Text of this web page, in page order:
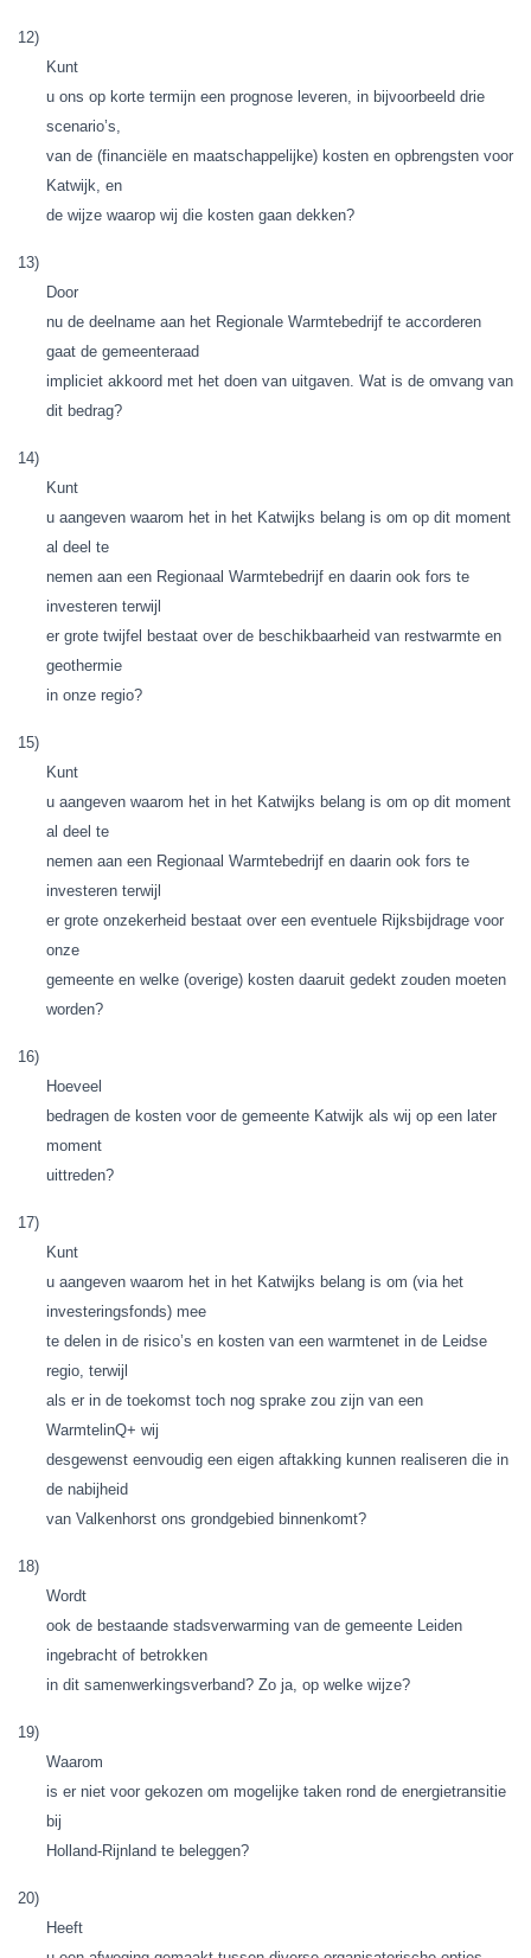
12)
Kunt
u ons op korte termijn een prognose leveren, in bijvoorbeeld drie
scenario’s,
van de (financiële en maatschappelijke) kosten en opbrengsten voor
Katwijk, en
de wijze waarop wij die kosten gaan dekken?
13)
Door
nu de deelname aan het Regionale Warmtebedrijf te accorderen
gaat de gemeenteraad
impliciet akkoord met het doen van uitgaven. Wat is de omvang van
dit bedrag?
14)
Kunt
u aangeven waarom het in het Katwijks belang is om op dit moment
al deel te
nemen aan een Regionaal Warmtebedrijf en daarin ook fors te
investeren terwijl
er grote twijfel bestaat over de beschikbaarheid van restwarmte en
geothermie
in onze regio?
15)
Kunt
u aangeven waarom het in het Katwijks belang is om op dit moment
al deel te
nemen aan een Regionaal Warmtebedrijf en daarin ook fors te
investeren terwijl
er grote onzekerheid bestaat over een eventuele Rijksbijdrage voor
onze
gemeente en welke (overige) kosten daaruit gedekt zouden moeten
worden?
16)
Hoeveel
bedragen de kosten voor de gemeente Katwijk als wij op een later
moment
uittreden?
17)
Kunt
u aangeven waarom het in het Katwijks belang is om (via het
investeringsfonds) mee
te delen in de risico’s en kosten van een warmtenet in de Leidse
regio, terwijl
als er in de toekomst toch nog sprake zou zijn van een
WarmtelinQ+ wij
desgewenst eenvoudig een eigen aftakking kunnen realiseren die in
de nabijheid
van Valkenhorst ons grondgebied binnenkomt?
18)
Wordt
ook de bestaande stadsverwarming van de gemeente Leiden
ingebracht of betrokken
in dit samenwerkingsverband? Zo ja, op welke wijze?
19)
Waarom
is er niet voor gekozen om mogelijke taken rond de energietransitie
bij
Holland-Rijnland te beleggen?
20)
Heeft